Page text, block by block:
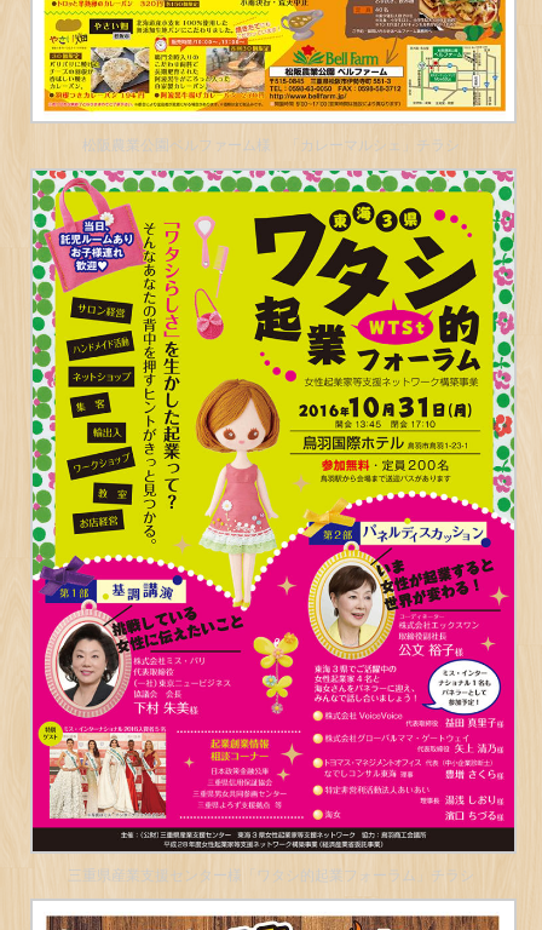
松阪農業公園ベルファーム様 「カレーマルシェ」チラシ
三重県産業支援センター様「ワタシ的起業フォーラム」チラシ